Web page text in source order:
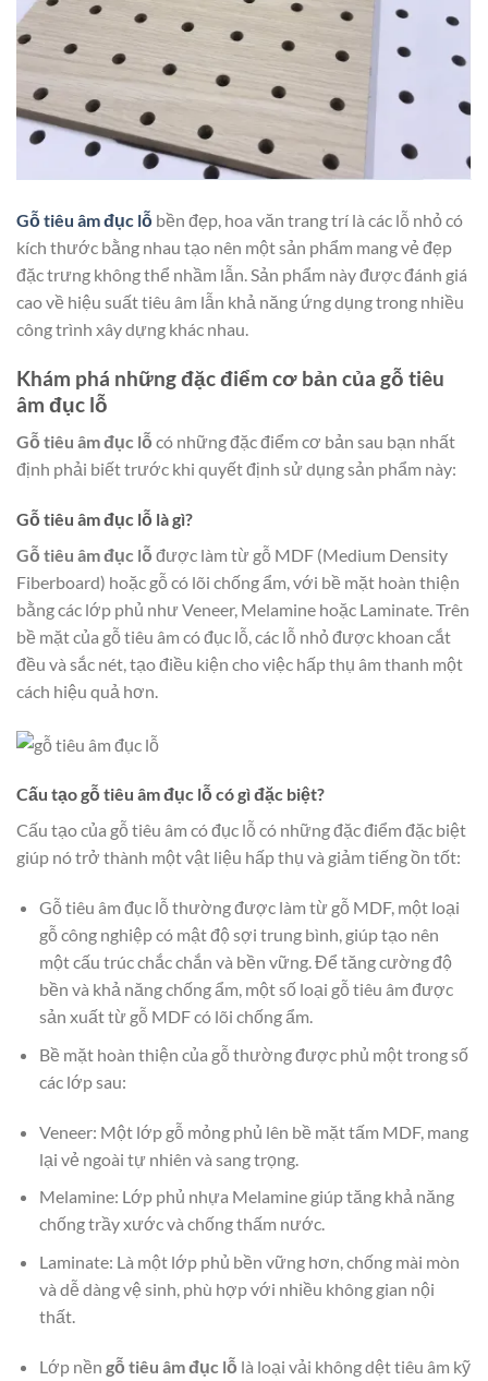
Gỗ tiêu âm đục lỗ bền đẹp, hoa văn trang trí là các lỗ nhỏ có
kích thước bằng nhau tạo nên một sản phẩm mang vẻ đẹp
đặc trưng không thể nhầm lẫn. Sản phẩm này được đánh giá
cao về hiệu suất tiêu âm lẫn khả năng ứng dụng trong nhiều
công trình xây dựng khác nhau.
Khám phá những đặc điểm cơ bản của gỗ tiêu
âm đục lỗ
Gỗ tiêu âm đục lỗ có những đặc điểm cơ bản sau bạn nhất
định phải biết trước khi quyết định sử dụng sản phẩm này:
Gỗ tiêu âm đục lỗ là gì?
Gỗ tiêu âm đục lỗ được làm từ gỗ MDF (Medium Density
Fiberboard) hoặc gỗ có lõi chống ẩm, với bề mặt hoàn thiện
bằng các lớp phủ như Veneer, Melamine hoặc Laminate. Trên
bề mặt của gỗ tiêu âm có đục lỗ, các lỗ nhỏ được khoan cắt
đều và sắc nét, tạo điều kiện cho việc hấp thụ âm thanh một
cách hiệu quả hơn.
Cấu tạo gỗ tiêu âm đục lỗ có gì đặc biệt?
Cấu tạo của gỗ tiêu âm có đục lỗ có những đặc điểm đặc biệt
giúp nó trở thành một vật liệu hấp thụ và giảm tiếng ồn tốt:
Gỗ tiêu âm đục lỗ thường được làm từ gỗ MDF, một loại
gỗ công nghiệp có mật độ sợi trung bình, giúp tạo nên
một cấu trúc chắc chắn và bền vững. Để tăng cường độ
bền và khả năng chống ẩm, một số loại gỗ tiêu âm được
sản xuất từ gỗ MDF có lõi chống ẩm.
Bề mặt hoàn thiện của gỗ thường được phủ một trong số
các lớp sau:
Veneer: Một lớp gỗ mỏng phủ lên bề mặt tấm MDF, mang
lại vẻ ngoài tự nhiên và sang trọng.
Melamine: Lớp phủ nhựa Melamine giúp tăng khả năng
chống trầy xước và chống thấm nước.
Laminate: Là một lớp phủ bền vững hơn, chống mài mòn
và dễ dàng vệ sinh, phù hợp với nhiều không gian nội
thất.
Lớp nền gỗ tiêu âm đục lỗ là loại vải không dệt tiêu âm kỹ